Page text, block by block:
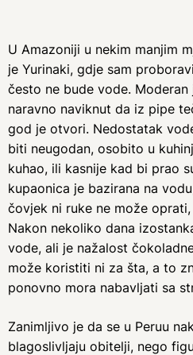
U Amazoniji u nekim manjim
je Yurinaki, gdje sam
često ne bude vode. Moderan
naravno naviknut da iz pipe
god je otvori. Nedostatak
biti neugodan, osobito u
kuhao, ili kasnije kad bi prao
kupaonica je bazirana na
čovjek ni ruke ne može
Nakon nekoliko dana
vode, ali je nažalost
može koristiti ni za šta, a to
ponovno mora nabavljati sa
Zanimljivo je da se u Peruu
blagoslivljaju obitelji, nego